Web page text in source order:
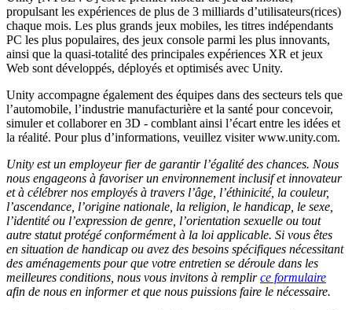
propulsant les expériences de plus de 3 milliards d’utilisateurs(rices)
chaque mois. Les plus grands jeux mobiles, les titres indépendants
PC les plus populaires, des jeux console parmi les plus innovants,
ainsi que la quasi-totalité des principales expériences XR et jeux
Web sont développés, déployés et optimisés avec Unity.
Unity accompagne également des équipes dans des secteurs tels que
l’automobile, l’industrie manufacturière et la santé pour concevoir,
simuler et collaborer en 3D - comblant ainsi l’écart entre les idées et
la réalité. Pour plus d’informations, veuillez visiter www.unity.com.
Unity est un employeur fier de garantir l’égalité des chances. Nous
nous engageons à favoriser un environnement inclusif et innovateur
et à célébrer nos employés à travers l’âge, l’éthinicité, la couleur,
l’ascendance, l’origine nationale, la religion, le handicap, le sexe,
l’identité ou l’expression de genre, l’orientation sexuelle ou tout
autre statut protégé conformément à la loi applicable. Si vous êtes
en situation de handicap ou avez des besoins spécifiques nécessitant
des aménagements pour que votre entretien se déroule dans les
meilleures conditions, nous vous invitons à remplirce formulaire
afin de nous en informer et que nous puissions faire le nécessaire.